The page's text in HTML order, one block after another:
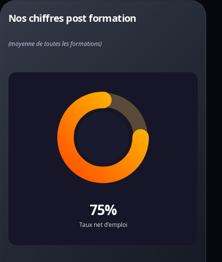
Nos chiffres post formation
(moyenne de toutes les formations)
75%
Taux net d'emploi